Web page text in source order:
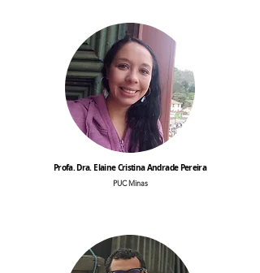
Profa. Dra. Elaine Cristina Andrade Pereira
PUC Minas